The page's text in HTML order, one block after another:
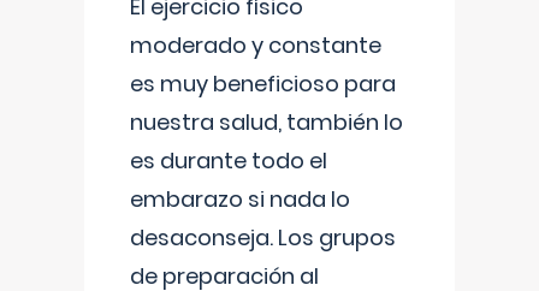
El ejercicio físico
moderado y constante
es muy beneficioso para
nuestra salud, también lo
es durante todo el
embarazo si nada lo
desaconseja. Los grupos
de preparación al